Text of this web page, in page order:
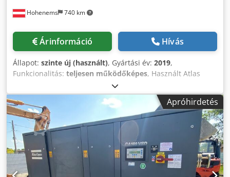
Hohenems 740 km
Árinformáció Hívás
Állapot: szinte új (használt), Gyártási év: 2019,
Funkcionalitás: teljesen működőképes, Használt Atlas
Copco FX6 hűtőszárító 2,34 m³/perc 14 bar Chjdpszrtbiefx
Anzsa Gyártási év: 2019
Apróhirdetés